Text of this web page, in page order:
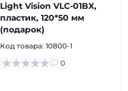
Light Vision VLC-01BX,
пластик, 120*50 мм
(подарок)
Код товара: 10800-1
0